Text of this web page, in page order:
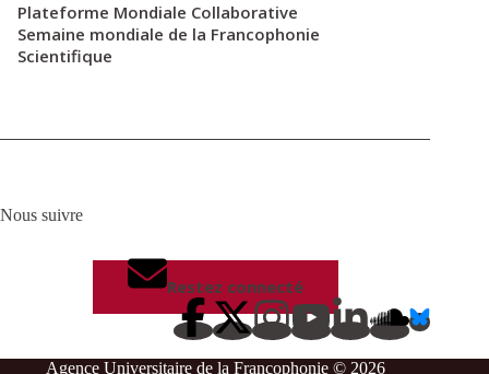
Plateforme Mondiale Collaborative
Semaine mondiale de la Francophonie
Scientifique
Nous suivre
Restez connecté
Agence Universitaire de la Francophonie © 2026